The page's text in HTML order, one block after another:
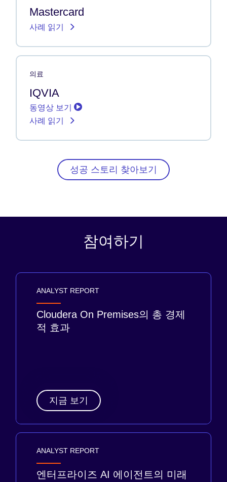
Mastercard
사례 읽기
의료
IQVIA
동영상 보기
사례 읽기
성공 스토리 찾아보기
참여하기
ANALYST REPORT
Cloudera On Premises의 총 경제
적 효과
지금 보기
ANALYST REPORT
엔터프라이즈 AI 에이전트의 미래